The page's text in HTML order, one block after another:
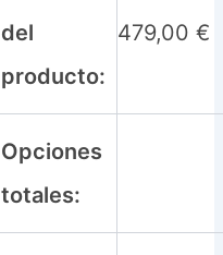
del
producto:
479,00€
Opciones
totales: